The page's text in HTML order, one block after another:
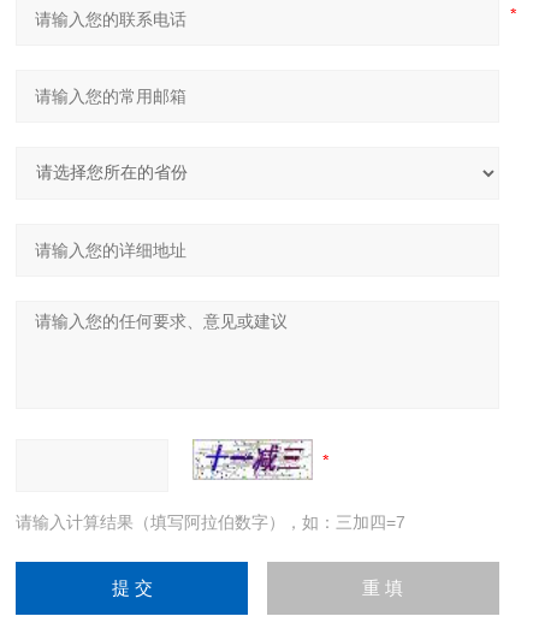
请输入计算结果（填写阿拉伯数字），如：三加四=7